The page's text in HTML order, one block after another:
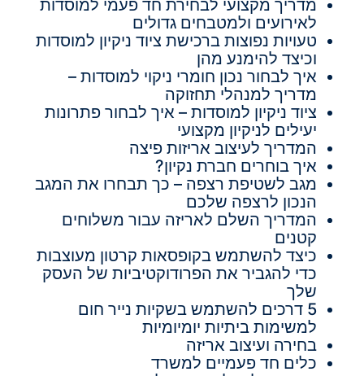
מדריך מקצועי לבחירת חד פעמי למוסדות
לאירועים ולמטבחים גדולים
טעויות נפוצות ברכישת ציוד ניקיון למוסדות
וכיצד להימנע מהן
איך לבחור נכון חומרי ניקוי למוסדות –
מדריך למנהלי תחזוקה
ציוד ניקיון למוסדות – איך לבחור פתרונות
יעילים לניקיון מקצועי
המדריך לעיצוב אריזות פיצה
איך בוחרים חברת נקיון?
מגב לשטיפת רצפה – כך תבחרו את המגב
הנכון לרצפה שלכם
המדריך השלם לאריזה עבור משלוחים
קטנים
כיצד להשתמש בקופסאות קרטון מעוצבות
כדי להגביר את הפרודוקטיביות של העסק
שלך
5 דרכים להשתמש בשקיות נייר חום
למשימות ביתיות יומיומיות
בחירה ועיצוב אריזה
כלים חד פעמיים למשרד